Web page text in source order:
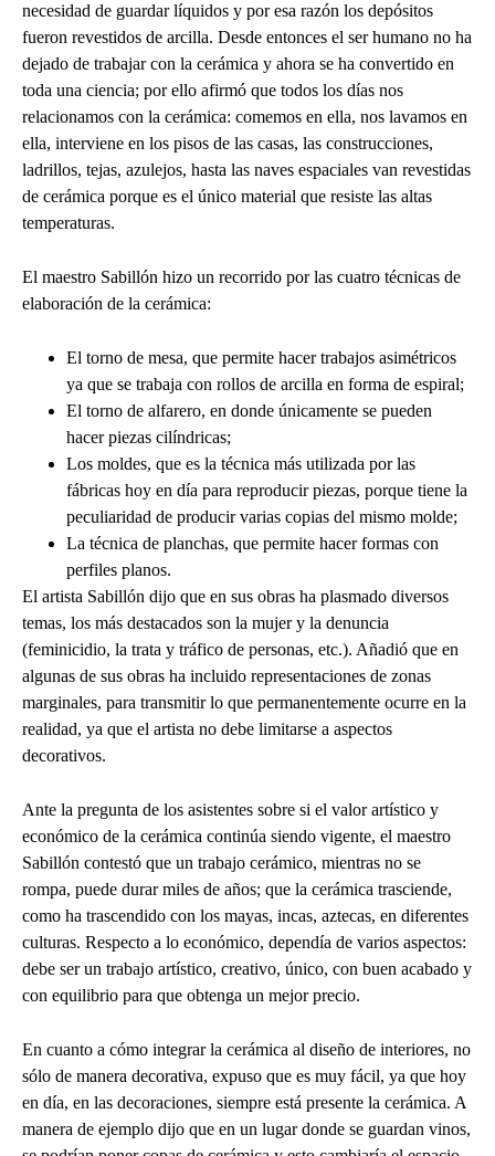
necesidad de guardar líquidos y por esa razón los depósitos
fueron revestidos de arcilla. Desde entonces el ser humano no ha
dejado de trabajar con la cerámica y ahora se ha convertido en
toda una ciencia; por ello afirmó que todos los días nos
relacionamos con la cerámica: comemos en ella, nos lavamos en
ella, interviene en los pisos de las casas, las construcciones,
ladrillos, tejas, azulejos, hasta las naves espaciales van revestidas
de cerámica porque es el único material que resiste las altas
temperaturas.
El maestro Sabillón hizo un recorrido por las cuatro técnicas de
elaboración de la cerámica:
El torno de mesa, que permite hacer trabajos asimétricos
ya que se trabaja con rollos de arcilla en forma de espiral;
El torno de alfarero, en donde únicamente se pueden
hacer piezas cilíndricas;
Los moldes, que es la técnica más utilizada por las
fábricas hoy en día para reproducir piezas, porque tiene la
peculiaridad de producir varias copias del mismo molde;
La técnica de planchas, que permite hacer formas con
perfiles planos.
El artista Sabillón dijo que en sus obras ha plasmado diversos
temas, los más destacados son la mujer y la denuncia
(feminicidio, la trata y tráfico de personas, etc.). Añadió que en
algunas de sus obras ha incluido representaciones de zonas
marginales, para transmitir lo que permanentemente ocurre en la
realidad, ya que el artista no debe limitarse a aspectos
decorativos.
Ante la pregunta de los asistentes sobre si el valor artístico y
económico de la cerámica continúa siendo vigente, el maestro
Sabillón contestó que un trabajo cerámico, mientras no se
rompa, puede durar miles de años; que la cerámica trasciende,
como ha trascendido con los mayas, incas, aztecas, en diferentes
culturas. Respecto a lo económico, dependía de varios aspectos:
debe ser un trabajo artístico, creativo, único, con buen acabado y
con equilibrio para que obtenga un mejor precio.
En cuanto a cómo integrar la cerámica al diseño de interiores, no
sólo de manera decorativa, expuso que es muy fácil, ya que hoy
en día, en las decoraciones, siempre está presente la cerámica. A
manera de ejemplo dijo que en un lugar donde se guardan vinos,